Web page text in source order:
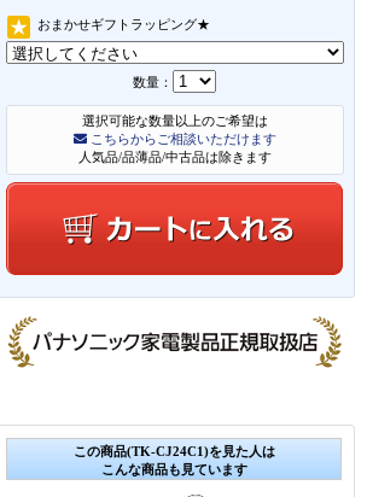
おまかせギフトラッピング★
数量：
選択可能な数量以上のご希望は
こちらからご相談いただけます
人気品/品薄品/中古品は除きます
この商品(TK-CJ24C1)を見た人は
こんな商品も見ています